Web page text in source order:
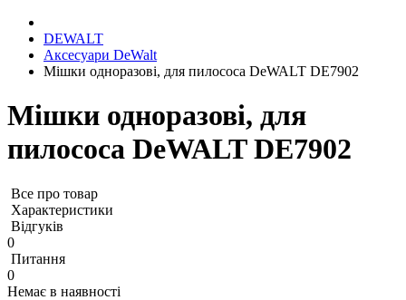
DEWALT
Аксесуари DeWalt
Мішки одноразові, для пилососа DeWALT DE7902
Мішки одноразові, для
пилососа DeWALT DE7902
Все про товар
Характеристики
Відгуків
0
Питання
0
Немає в наявності